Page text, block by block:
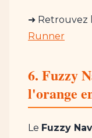
➜ Retrouvez
Runner
6. Fuzzy
l'orange
Le Fuzzy